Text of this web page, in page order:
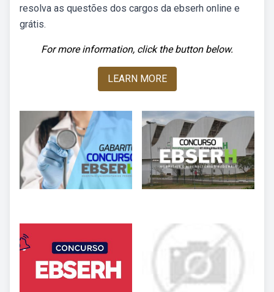
resolva as questões dos cargos da ebserh online e
grátis.
For more information, click the button below.
LEARN MORE